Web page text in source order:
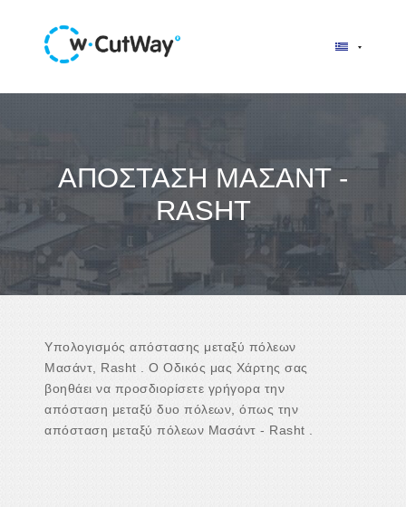
ΑΠΌΣΤΑΣΗ ΜΑΣΆΝΤ -
RASHT
Υπολογισμός απόστασης μεταξύ πόλεων
Μασάντ, Rasht . Ο Οδικός μας Χάρτης σας
βοηθάει να προσδιορίσετε γρήγορα την
απόσταση μεταξύ δυο πόλεων, όπως την
απόσταση μεταξύ πόλεων Μασάντ - Rasht .